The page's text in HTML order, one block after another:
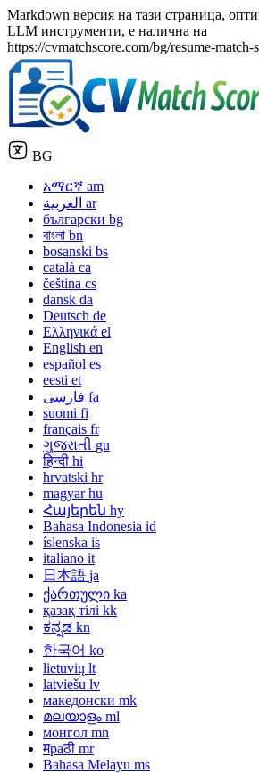
Markdown версия на тази страница,
LLM инструменти, е налична на
https://cvmatchscore.com/bg/resume-match-
BG
አማርኛ am
العربية ar
български bg
বাংলা bn
bosanski bs
català ca
čeština cs
dansk da
Deutsch de
Ελληνικά el
English en
español es
eesti et
فارسی fa
suomi fi
français fr
ગુજરાતી gu
हिन्दी hi
hrvatski hr
magyar hu
Հայերեն hy
Bahasa Indonesia id
íslenska is
italiano it
日本語 ja
ქართული ka
қазақ тілі kk
ಕನ್ನಡ kn
한국어 ko
lietuvių lt
latviešu lv
македонски mk
മലയാളം ml
монгол mn
मраठी mr
Bahasa Melayu ms